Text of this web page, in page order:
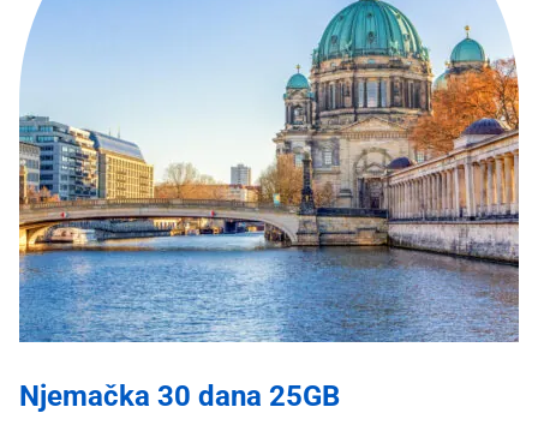
Njemačka 30 dana 25GB